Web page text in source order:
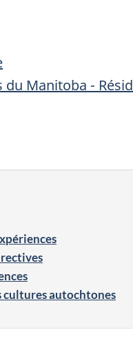
du Manitoba -
cultures autochtones